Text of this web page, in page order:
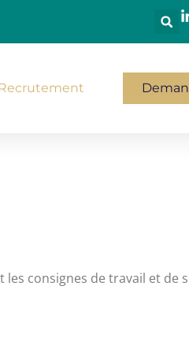
les consignes de travail et de